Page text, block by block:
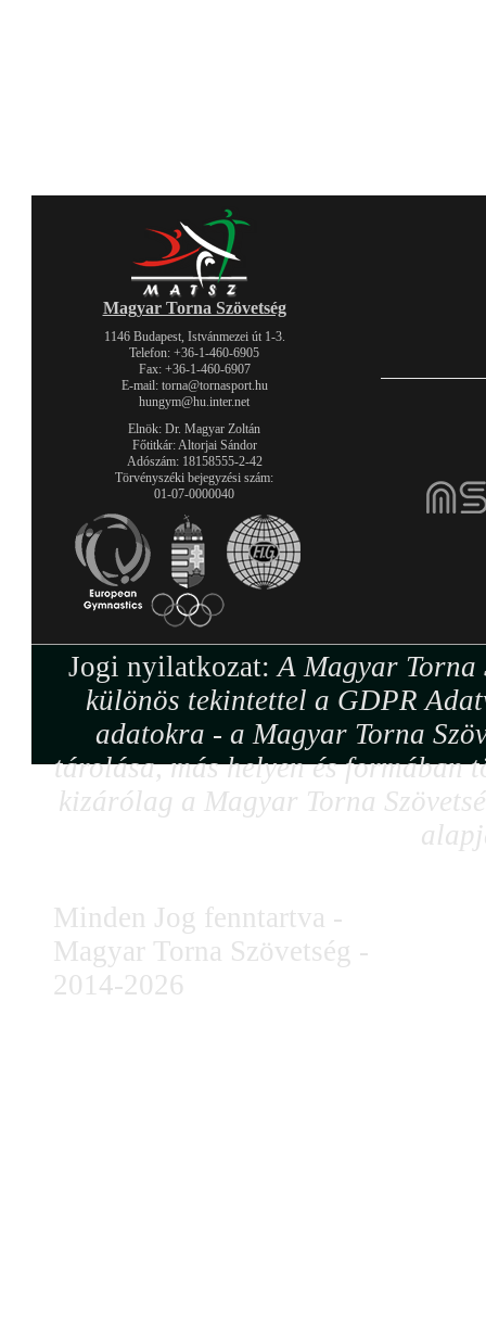
Magyar Torna Szövetség
1146 Budapest, Istvánmezei út 1-3.
Telefon: +36-1-460-6905
Fax: +36-1-460-6907
E-mail: torna@tornasport.hu
hungym@hu.inter.net
Elnök: Dr. Magyar Zoltán
Főtitkár: Altorjai Sándor
Adószám: 18158555-2-42
Törvényszéki bejegyzési szám:
01-07-0000040
Jogi nyilatkozat:A Magyar Torna
különös tekintettel a GDPR
adatokra - a Magyar Torna
tárolása, más helyen és formában
kizárólag a Magyar Torna
Minden Jog fenntartva -
Magyar Torna Szövetség -
2014-2026